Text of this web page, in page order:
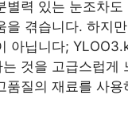
별력 있는 눈조차
을 겪습니다. 하지
아닙니다;
것을 고급스럽게
품질의 재료를 사용